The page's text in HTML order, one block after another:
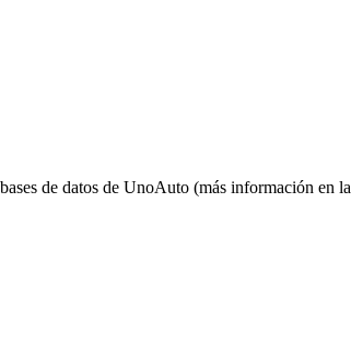
de datos de UnoAuto (más información en la